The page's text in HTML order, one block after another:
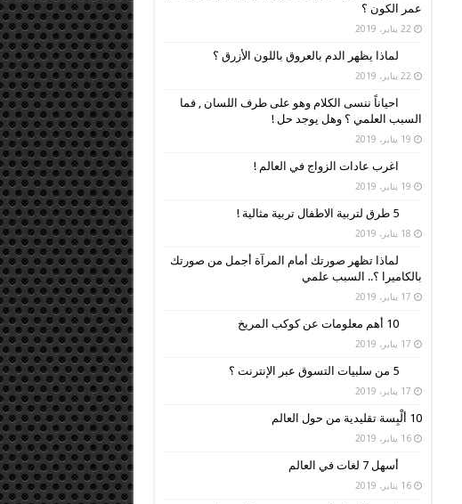
عمر الكون ؟
22 يناير، 2019
لماذا يظهر الدم بالعروق باللون الأزرق ؟
22 يناير، 2019
احياناً ننسى الكلام وهو على طرف اللسان , فما
السبب العلمي ؟ وهل يوجد حل !
19 يناير، 2019
اغرب عادات الزواج في العالم !
19 يناير، 2019
5 طرق لتربية الاطفال تربية مثالية !
18 يناير، 2019
لماذا تظهر صورتك أمام المرآة أجمل من صورتك
بالكاميرا ؟.. السبب علمي
17 يناير، 2019
10 أهم معلومات عن كوكب المريخ
17 يناير، 2019
5 من سلبيات التسوق عبر الإنترنت ؟
17 يناير، 2019
10 ألْبِسة تقليدية من حول العالم
16 يناير، 2019
أسهل 7 لغات في العالم
16 يناير، 2019